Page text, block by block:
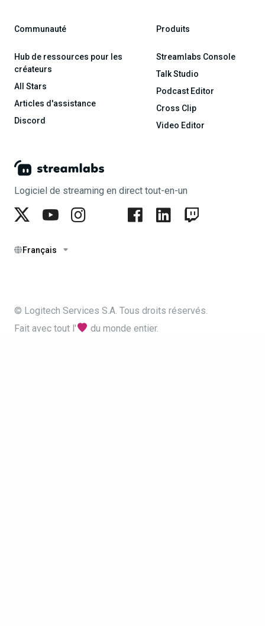
Logiciel de streaming en direct tout-en-un
Français
Communauté
Hub de ressources pour les
créateurs
All Stars
Articles d'assistance
Discord
Produits
Streamlabs Console
Talk Studio
Podcast Editor
Cross Clip
Video Editor
© Logitech Services S.A. Tous droits réservés.
Fait avec tout l'
du monde entier.